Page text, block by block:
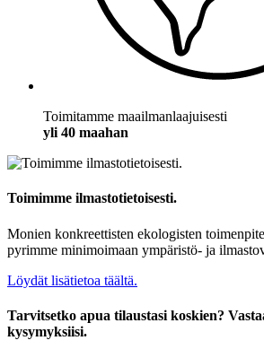
Toimitamme maailmanlaajuisesti
yli 40 maahan
Toimimme ilmastotietoisesti.
Monien konkreettisten ekologisten
pyrimme minimoimaan ympäristö- ja
Löydät lisätietoa täältä.
Tarvitsetko apua tilaustasi koskien?
kysymyksiisi.